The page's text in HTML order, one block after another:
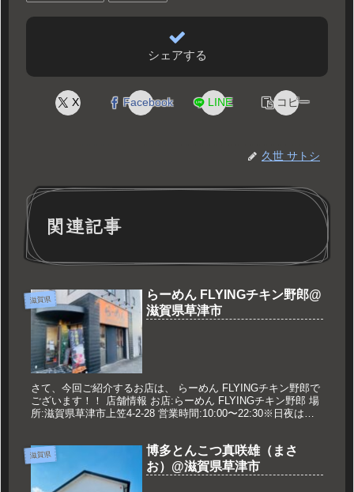
シェアする
X Facebook LINE コピー
久世 サトシ
関連記事
滋賀県
らーめん FLYINGチキン野郎@
滋賀県草津市
さて、今回ご紹介するお店は、 らーめん FLYINGチキン野郎で
ございます！！ 店舗情報 お店:らーめん FLYINGチキン野郎 場
所:滋賀県草津市上笠4-2-28 営業時間:10:00〜22:30※日夜は
滋賀県
博多とんこつ真咲雄（まさ
お）@滋賀県草津市